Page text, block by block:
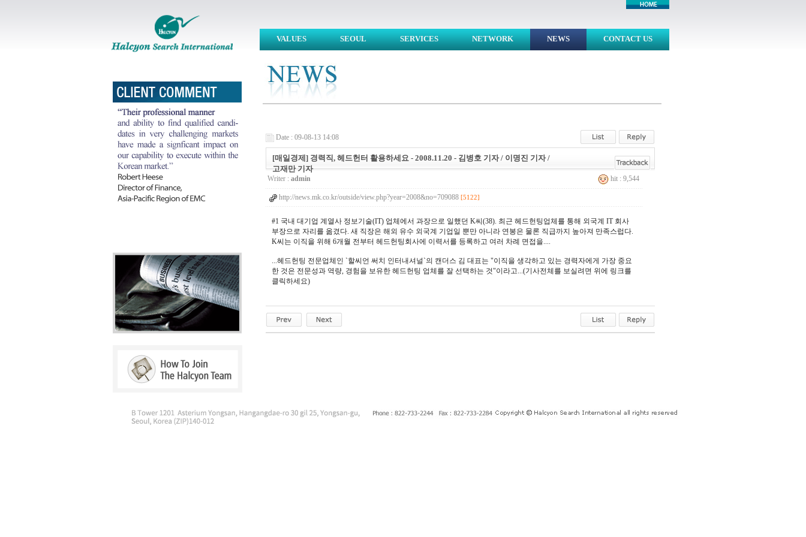
VALUES SEOUL SERVICES NETWORK NEWS CONTACT US
Date : 09-08-13 14:08
[매일경제] 경력직, 헤드헌터 활용하세요 - 2008.11.20 - 김병호 기자 / 이명진 기자 /
고재만 기자
Writer : admin hit : 9,544
http://news.mk.co.kr/outside/view.php?year=2008&no=709088 [5122]
#1 국내 대기업 계열사 정보기술(IT) 업체에서 과장으로 일했던 K씨(38). 최근 헤드헌팅업체를 통해 외국계 IT 회사
부장으로 자리를 옮겼다. 새 직장은 해외 유수 외국계 기업일 뿐만 아니라 연봉은 물론 직급까지 높아져 만족스럽다.
K씨는 이직을 위해 6개월 전부터 헤드헌팅회사에 이력서를 등록하고 여러 차례 면접을....
...헤드헌팅 전문업체인 `할씨언 써치 인터내셔널`의 캔더스 김 대표는 "이직을 생각하고 있는 경력자에게 가장 중요
한 것은 전문성과 역량, 경험을 보유한 헤드헌팅 업체를 잘 선택하는 것"이라고...(기사전체를 보실려면 위에 링크를
클릭하세요)